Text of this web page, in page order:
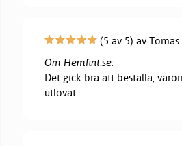
(5 av 5) av
Om Hemfint.se:
Det gick bra att beställa,
utlovat.